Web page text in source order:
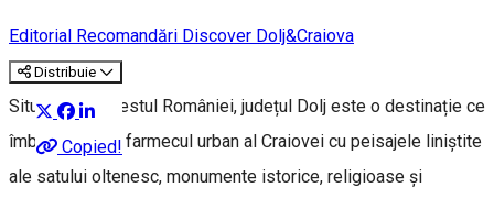
Editorial Recomandări Discover Dolj&Craiova
Distribuie
Copied!
Situat în sud-vestul României, județul Dolj este o destinație ce
îmbină perfect farmecul urban al Craiovei cu peisajele liniștite
ale satului oltenesc, monumente istorice, religioase și